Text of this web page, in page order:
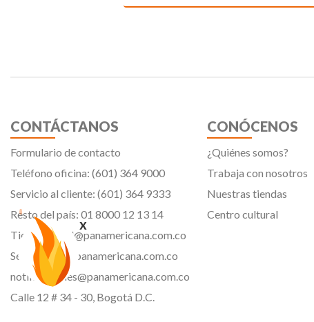
x
CONTÁCTANOS
Formulario de contacto
Teléfono oficina: (601) 364 9000
Servicio al cliente: (601) 364 9333
Resto del país: 01 8000 12 13 14
Tiendavirtual@panamericana.com.co
Servicliente@panamericana.com.co
notificaciones@panamericana.com.co
Calle 12 # 34 - 30, Bogotá D.C.
CONÓCENOS
¿Quiénes somos?
Trabaja con nosotros
Nuestras tiendas
Centro cultural